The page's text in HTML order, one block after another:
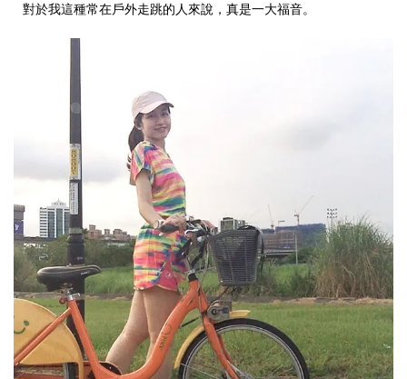
對於我這種常在戶外走跳的人來說，真是一大福音。